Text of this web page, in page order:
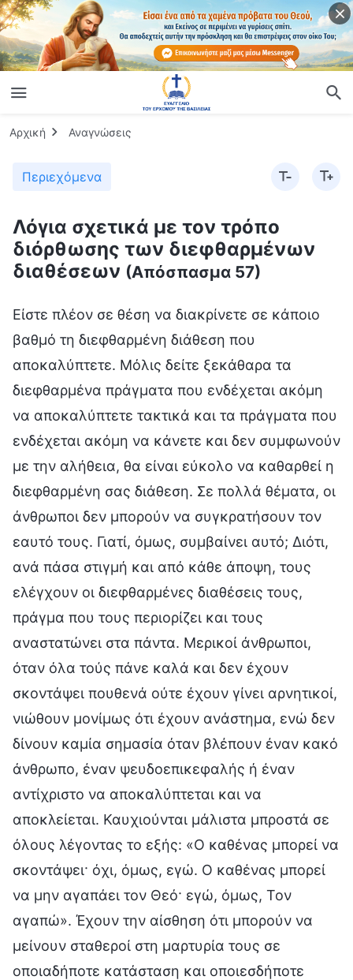
Αρχική Αναγνώσεις
Περιεχόμενα
Λόγια σχετικά με τον τρόπο
διόρθωσης των διεφθαρμένων
διαθέσεων (Απόσπασμα 57)
Είστε πλέον σε θέση να διακρίνετε σε κάποιο
βαθμό τη διεφθαρμένη διάθεση που
αποκαλύπτετε. Μόλις δείτε ξεκάθαρα τα
διεφθαρμένα πράγματα που ενδέχεται ακόμη
να αποκαλύπτετε τακτικά και τα πράγματα που
ενδέχεται ακόμη να κάνετε και δεν συμφωνούν
με την αλήθεια, θα είναι εύκολο να καθαρθεί η
διεφθαρμένη σας διάθεση. Σε πολλά θέματα, οι
άνθρωποι δεν μπορούν να συγκρατήσουν τον
εαυτό τους. Γιατί, όμως, συμβαίνει αυτό; Διότι,
ανά πάσα στιγμή και από κάθε άποψη, τους
ελέγχουν οι διεφθαρμένες διαθέσεις τους,
πράγμα που τους περιορίζει και τους
αναστατώνει στα πάντα. Μερικοί άνθρωποι,
όταν όλα τούς πάνε καλά και δεν έχουν
σκοντάψει πουθενά ούτε έχουν γίνει αρνητικοί,
νιώθουν μονίμως ότι έχουν ανάστημα, ενώ δεν
δίνουν καμία σημασία όταν βλέπουν έναν κακό
άνθρωπο, έναν ψευδοεπικεφαλής ή έναν
αντίχριστο να αποκαλύπτεται και να
αποκλείεται. Καυχιούνται μάλιστα μπροστά σε
όλους λέγοντας το εξής: «Ο καθένας μπορεί να
σκοντάψει· όχι, όμως, εγώ. Ο καθένας μπορεί
να μην αγαπάει τον Θεό· εγώ, όμως, Τον
αγαπώ». Έχουν την αίσθηση ότι μπορούν να
μείνουν σταθεροί στη μαρτυρία τους σε
οποιαδήποτε κατάσταση και οποιεσδήποτε